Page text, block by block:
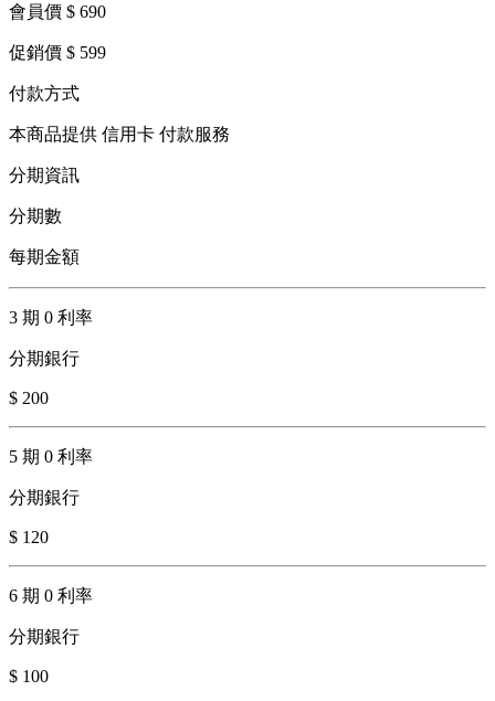
會員價 $ 690
促銷價 $ 599
付款方式
本商品提供 信用卡 付款服務
分期資訊
分期數
每期金額
3 期 0 利率
分期銀行
$ 200
5 期 0 利率
分期銀行
$ 120
6 期 0 利率
分期銀行
$ 100